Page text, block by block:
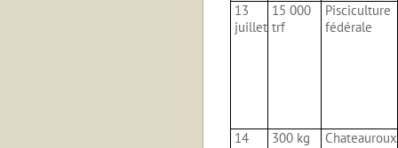
13
juillet
15 000
trf
Pisciculture
fédérale
14
300 kg
Chateauroux